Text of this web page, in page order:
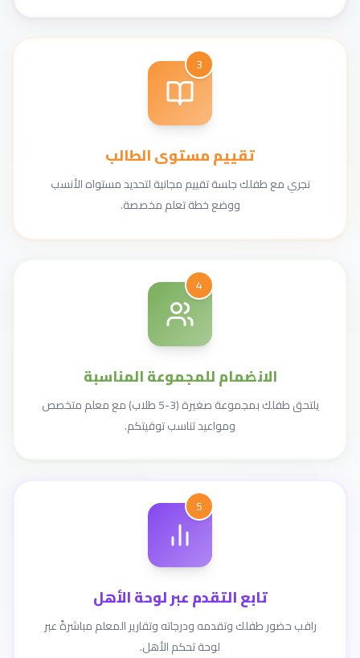
3
تقييم مستوى الطالب
نجري مع طفلك جلسة تقييم مجانية لتحديد مستواه الأنسب
ووضع خطة تعلم مخصصة.
4
الانضمام للمجموعة المناسبة
يلتحق طفلك بمجموعة صغيرة (3-5 طلاب) مع معلم متخصص
ومواعيد تناسب توقيتكم.
5
تابع التقدم عبر لوحة الأهل
راقب حضور طفلك وتقدمه ودرجاته وتقارير المعلم مباشرةً عبر
لوحة تحكم الأهل.